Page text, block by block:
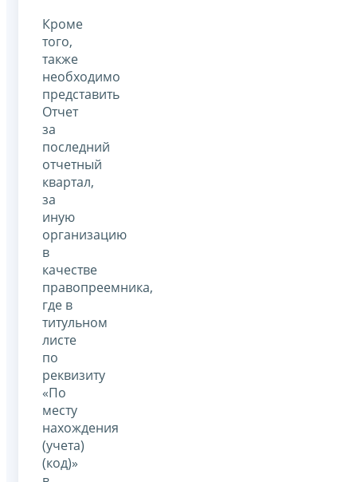
Кроме
того,
также
необходимо
представить
Отчет
за
последний
отчетный
квартал,
за
иную
организацию
в
качестве
правопреемника,
где в
титульном
листе
по
реквизиту
«По
месту
нахождения
(учета)
(код)»